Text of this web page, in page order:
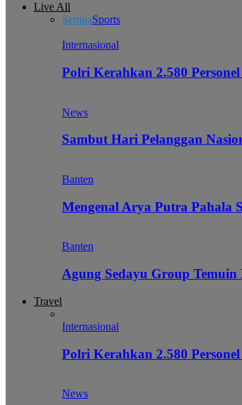
Live All
SemuaSports
Internasional
Polri Kerahkan 2.580
News
Sambut Hari Pelanggan
Banten
Mengenal Arya Putra Pahala
Banten
Agung Sedayu Group Temuin
Travel
Internasional
Polri Kerahkan 2.580
News